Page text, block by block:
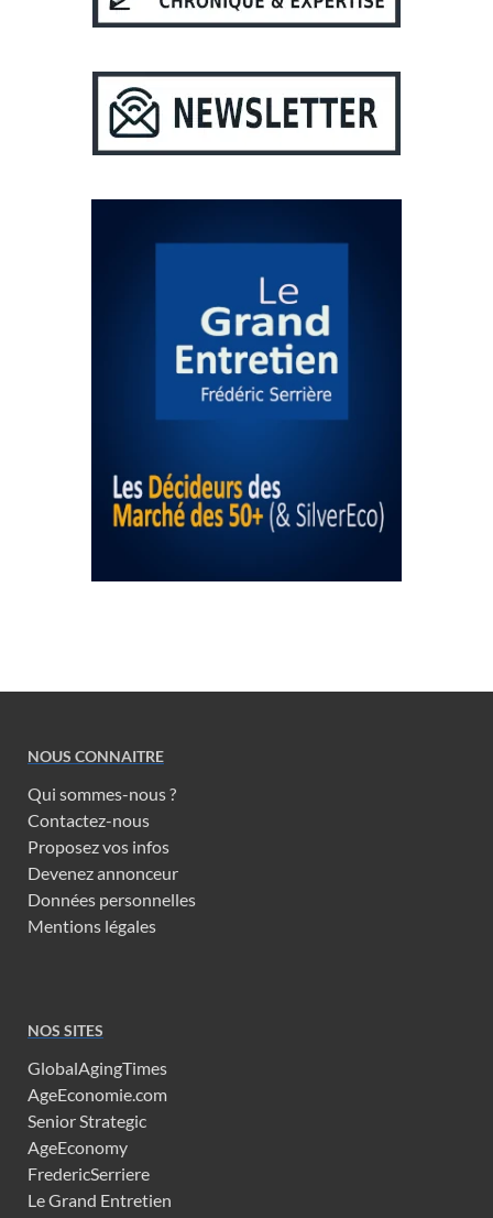
NOUS CONNAITRE
Qui sommes-nous ?
Contactez-nous
Proposez vos infos
Devenez annonceur
Données personnelles
Mentions légales
NOS SITES
GlobalAgingTimes
AgeEconomie.com
Senior Strategic
AgeEconomy
FredericSerriere
Le Grand Entretien